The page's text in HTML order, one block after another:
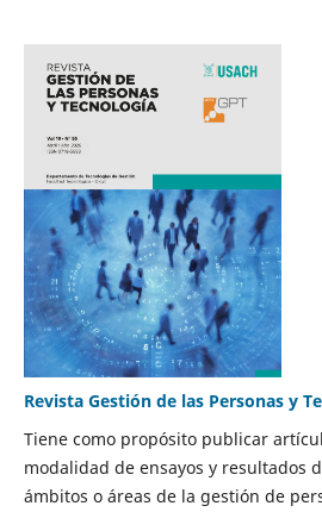
Revista Gestión de las Personas y
Tiene como propósito publicar
modalidad de ensayos y resultados
ámbitos o áreas de la gestión de